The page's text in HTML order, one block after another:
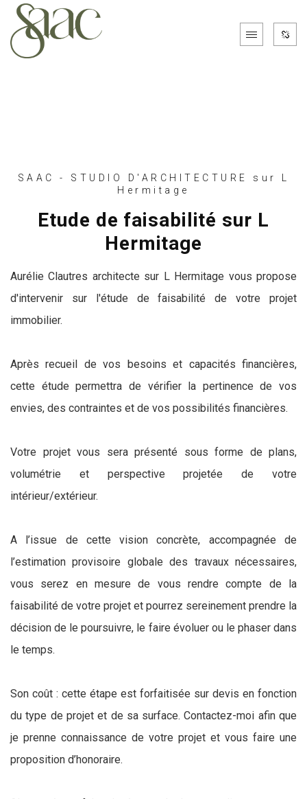
SAAC - STUDIO D'ARCHITECTURE sur L
Hermitage
Etude de faisabilité sur L
Hermitage
Aurélie Clautres architecte sur L Hermitage vous propose
d'intervenir sur l'étude de faisabilité de votre projet
immobilier.
Après recueil de vos besoins et capacités financières,
cette étude permettra de vérifier la pertinence de vos
envies, des contraintes et de vos possibilités financières.
Votre projet vous sera présenté sous forme de plans,
volumétrie et perspective projetée de votre
intérieur/extérieur.
A l’issue de cette vision concrète, accompagnée de
l’estimation provisoire globale des travaux nécessaires,
vous serez en mesure de vous rendre compte de la
faisabilité de votre projet et pourrez sereinement prendre la
décision de le poursuivre, le faire évoluer ou le phaser dans
le temps.
Son coût : cette étape est forfaitisée sur devis en fonction
du type de projet et de sa surface. Contactez-moi afin que
je prenne connaissance de votre projet et vous faire une
proposition d’honoraire.